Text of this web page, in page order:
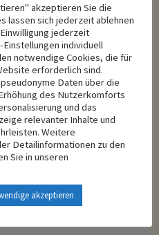
akzeptieren Sie die
lassen sich jederzeit ablehnen
jederzeit
individuell
notwendige Cookies, die für
erforderlich sind.
Daten über die
des Nutzerkomforts
und das
relevanter Inhalte und
Weitere
Detailinformationen zu den
Sie in unseren
akzeptieren